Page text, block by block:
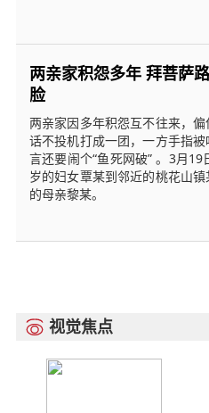
两亲家积怨多年 拜菩萨
脸
两亲家因多年积怨互不往来，偏
话不投机打成一团，一方手指
言还要闹个“鱼死网破” 。3月
岁的妇女覃某到邻近的桃花山
的母亲黎某。
 视觉焦点